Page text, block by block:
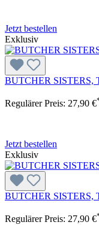
Jetzt bestellen
Exklusiv
BUTCHER SISTERS,
Regulärer Preis: 27,90 €
Jetzt bestellen
Exklusiv
BUTCHER SISTERS,
Regulärer Preis: 27,90 €